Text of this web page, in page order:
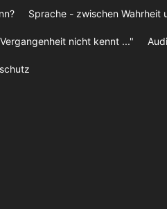
Sprache - zwischen Wahrheit
nicht kennt ..."